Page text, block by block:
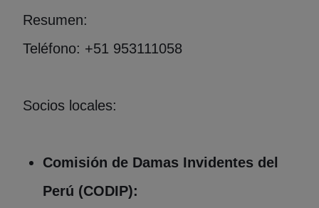
Resumen:
Teléfono: +51 953111058
Socios locales:
Comisión de Damas Invidentes del
Perú (CODIP):